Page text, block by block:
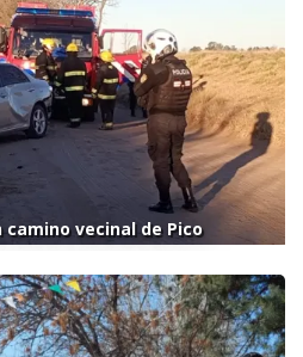
vecinal de Pico